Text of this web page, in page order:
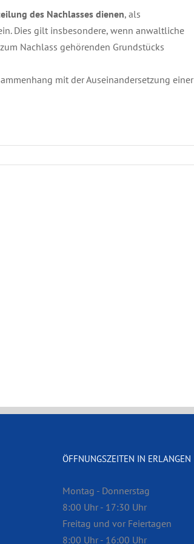
des Nachlasses dienen, als
Dies gilt insbesondere, wenn anwaltliche
Nachlass gehörenden Grundstücks
mit der Auseinandersetzung einer
ÖFFNUNGSZEITEN IN ERLANGEN
Montag - Donnerstag
8:00 Uhr - 17:30 Uhr
Freitag und vor Feiertagen
8:00 Uhr - 16:00 Uhr